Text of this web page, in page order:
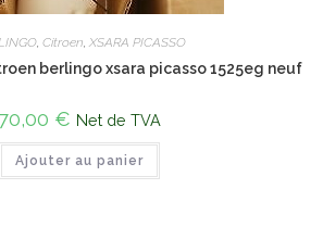
, Citroen, XSARA PICASSO
berlingo xsara picasso 1525eg neuf
70,00 € Net de TVA
Ajouter au panier